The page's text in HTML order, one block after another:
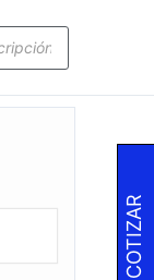
COTIZAR